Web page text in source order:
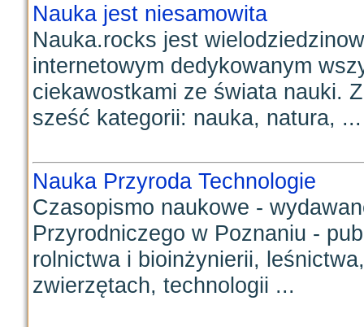
Nauka jest niesamowita
Nauka.rocks jest
internetowym dedykowanym
ciekawostkami ze świata nauki.
sześć kategorii: nauka, natura, ...
Nauka Przyroda Technologie
Czasopismo naukowe -
Przyrodniczego w Poznaniu -
rolnictwa i bioinżynierii,
zwierzętach, technologii ...